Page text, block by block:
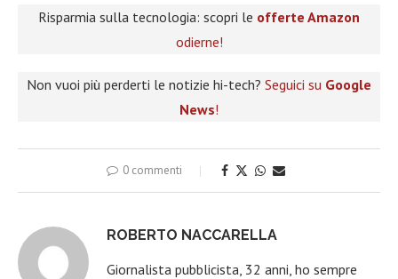
Risparmia sulla tecnologia: scopri le offerte Amazon
odierne!
Non vuoi più perderti le notizie hi-tech? Seguici su Google
News!
0 commenti
ROBERTO NACCARELLA
Giornalista pubblicista, 32 anni, ho sempre